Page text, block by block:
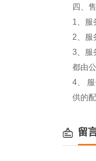
四、
1、服
2、服
3、服
都由
4、
供的
留